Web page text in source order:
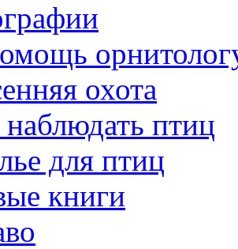
охота
наблюдать птиц
для птиц
книги